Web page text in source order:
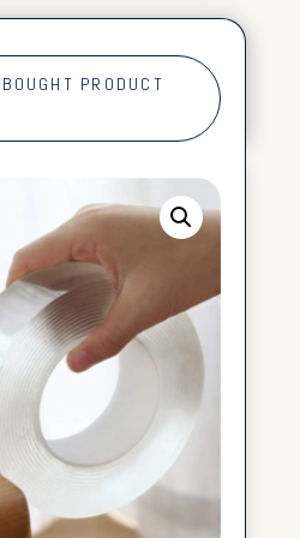
PRODUCT